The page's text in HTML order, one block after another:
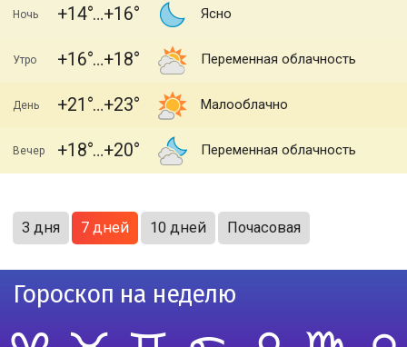
Ночь +14 +16 Ясно
Утро +16 +18 Переменная облачность
День +21 +23 Малооблачно
Вечер +18 +20 Переменная облачность
3 дня 7 дней 10 дней Почасовая
Гороскоп на неделю